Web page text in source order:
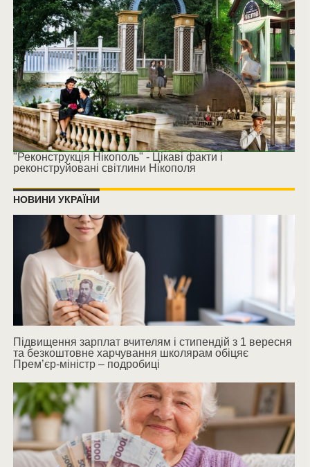
"Реконструкція Нікополь" - Цікаві факти і
реконструйовані світлини Нікополя
НОВИНИ УКРАЇНИ
Підвищення зарплат вчителям і стипендій з 1 вересня
та безкоштовне харчування школярам обіцяє
Прем’єр-міністр – подробиці